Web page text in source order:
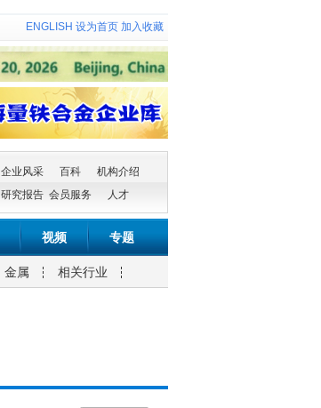
ENGLISH 设为首页 加入收藏
企业风采 百科
机构介绍
研究报告 会员服务 人才
视频 专题
金属 相关行业